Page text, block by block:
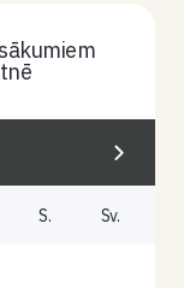
S. Sv.